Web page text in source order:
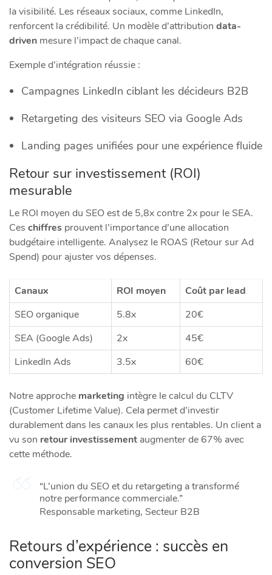
la visibilité. Les réseaux sociaux, comme LinkedIn,
renforcent la crédibilité. Un modèle d’attribution data-
driven mesure l’impact de chaque canal.
Exemple d’intégration réussie :
Campagnes LinkedIn ciblant les décideurs B2B
Retargeting des visiteurs SEO via Google Ads
Landing pages unifiées pour une expérience fluide
Retour sur investissement (ROI)
mesurable
Le ROI moyen du SEO est de 5,8x contre 2x pour le SEA.
Ces chiffres prouvent l’importance d’une allocation
budgétaire intelligente. Analysez le ROAS (Retour sur Ad
Spend) pour ajuster vos dépenses.
Canaux ROI moyen
Coût par lead
SEO organique
5.8x
20€
SEA (Google Ads)
2x
45€
LinkedIn Ads
3.5x 60€
Notre approche marketing intègre le calcul du CLTV
(Customer Lifetime Value). Cela permet d’investir
durablement dans les canaux les plus rentables. Un client a
vu son retour investissement augmenter de 67% avec
cette méthode.
“L’union du SEO et du retargeting a transformé
notre performance commerciale.”
Responsable marketing, Secteur B2B
Retours d’expérience : succès en
conversion SEO